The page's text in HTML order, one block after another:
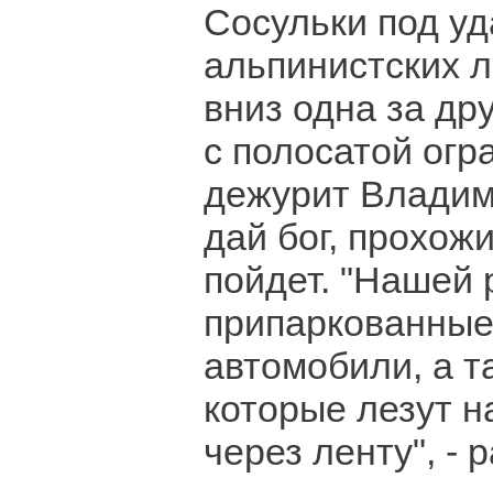
Сосульки под
альпинистских
вниз одна за
с полосатой
дежурит
дай бог,
пойдет. "Нашей
автомобили, а
которые лезут
через ленту", -